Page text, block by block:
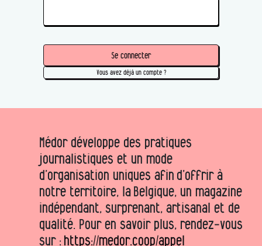
Se connecter
Vous avez déjà un compte ?
Médor développe des pratiques
journalistiques et un mode
d’organisation uniques afin d’offrir à
notre territoire, la Belgique, un magazine
indépendant, surprenant, artisanal et de
qualité. Pour en savoir plus, rendez-vous
sur : https://medor.coop/appel